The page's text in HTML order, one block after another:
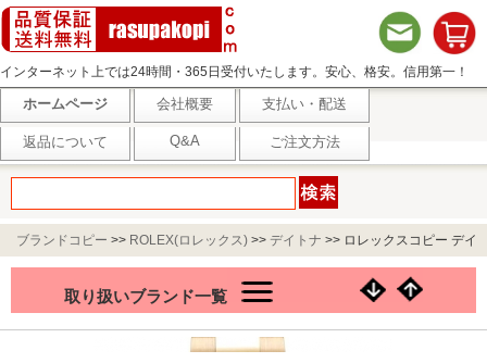
インターネット上では24時間・365日受付いたします。安心、格安。信用第一！
ホームページ 会社概要 支払い・配送
返品について Q&A ご注文方法
ブランドコピー >> ROLEX(ロレックス) >> デイトナ >> ロレックスコピー デイ
取り扱いブランド一覧